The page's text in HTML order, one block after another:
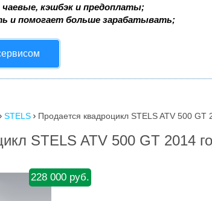
чаевые, кэшбэк и предоплаты;
и помогает больше зарабатывать;
 STELS  Продается квадроцикл STELS ATV 500 GT
STELS ATV 500 GT 2014
228 000 руб.